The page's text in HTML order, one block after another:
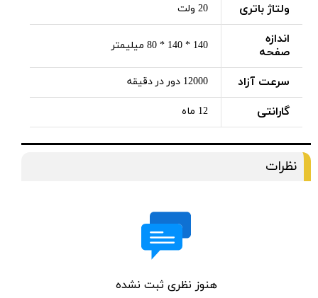
ولتاژ باتری 20 ولت
اندازه
صفحه
140 * 140 * 80 میلیمتر
سرعت آزاد 12000 دور در دقیقه
گارانتی 12 ماه
نظرات
هنوز نظری ثبت نشده